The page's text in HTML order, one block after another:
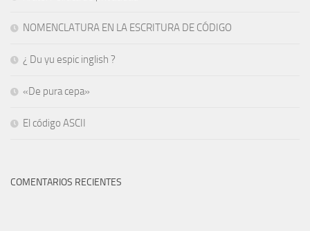
NOMENCLATURA EN LA ESCRITURA DE CÓDIGO
¿ Du yu espic inglish ?
«De pura cepa»
El código ASCII
COMENTARIOS RECIENTES